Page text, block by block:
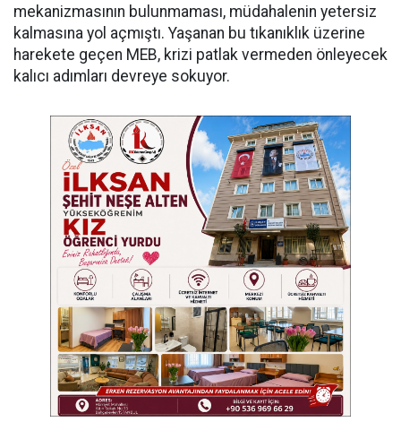
mekanizmasının bulunmaması, müdahalenin yetersiz
kalmasına yol açmıştı. Yaşanan bu tıkanıklık üzerine
harekete geçen MEB, krizi patlak vermeden önleyecek
kalıcı adımları devreye sokuyor.